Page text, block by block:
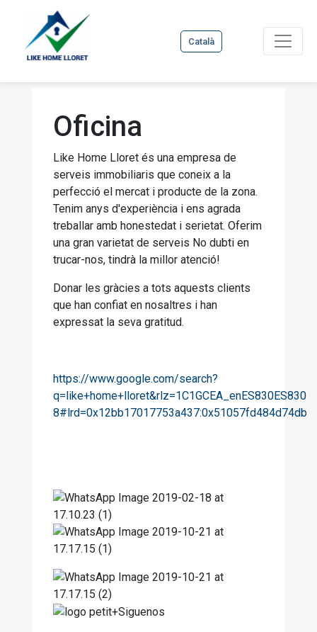
Català
Oficina
Like Home Lloret és una empresa de
serveis immobiliaris que coneix a la
perfecció el mercat i producte de la zona.
Tenim anys d'experiència i ens agrada
treballar amb honestedat i serietat. Oferim
una gran varietat de serveis No dubti en
trucar-nos, tindrà la millor atenció!
Donar les gràcies a tots aquests clients
que han confiat en nosaltres i han
expressat la seva gratitud.
https://www.google.com/search?